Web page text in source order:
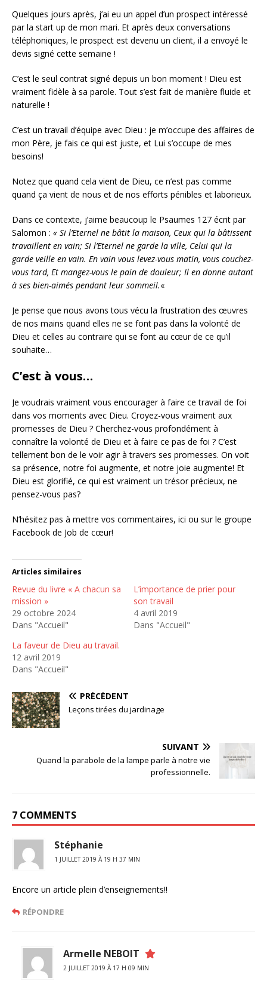
Quelques jours après, j’ai eu un appel d’un prospect intéressé
par la start up de mon mari. Et après deux conversations
téléphoniques, le prospect est devenu un client, il a envoyé le
devis signé cette semaine !
C’est le seul contrat signé depuis un bon moment ! Dieu est
vraiment fidèle à sa parole. Tout s’est fait de manière fluide et
naturelle !
C’est un travail d’équipe avec Dieu : je m’occupe des affaires de
mon Père, je fais ce qui est juste, et Lui s’occupe de mes
besoins!
Notez que quand cela vient de Dieu, ce n’est pas comme
quand ça vient de nous et de nos efforts pénibles et laborieux.
Dans ce contexte, j’aime beaucoup le Psaumes 127 écrit par
Salomon : « Si l’Eternel ne bâtit la maison, Ceux qui la bâtissent
travaillent en vain; Si l’Eternel ne garde la ville, Celui qui la
garde veille en vain. En vain vous levez-vous matin, vous couchez-
vous tard, Et mangez-vous le pain de douleur; Il en donne autant
à ses bien-aimés pendant leur sommeil.«
Je pense que nous avons tous vécu la frustration des œuvres
de nos mains quand elles ne se font pas dans la volonté de
Dieu et celles au contraire qui se font au cœur de ce qu’il
souhaite…
C’est à vous…
Je voudrais vraiment vous encourager à faire ce travail de foi
dans vos moments avec Dieu. Croyez-vous vraiment aux
promesses de Dieu ? Cherchez-vous profondément à
connaître la volonté de Dieu et à faire ce pas de foi ? C’est
tellement bon de le voir agir à travers ses promesses. On voit
sa présence, notre foi augmente, et notre joie augmente! Et
Dieu est glorifié, ce qui est vraiment un trésor précieux, ne
pensez-vous pas?
N’hésitez pas à mettre vos commentaires, ici ou sur le groupe
Facebook de Job de cœur!
Articles similaires
Revue du livre « A chacun sa
mission »
29 octobre 2024
Dans "Accueil"
L’importance de prier pour
son travail
4 avril 2019
Dans "Accueil"
La faveur de Dieu au travail.
12 avril 2019
Dans "Accueil"
PRÉCÉDENT
Leçons tirées du jardinage
SUIVANT
Quand la parabole de la lampe parle à notre vie
professionnelle.
7 COMMENTS
Stéphanie
1 JUILLET 2019 À 19 H 37 MIN
Encore un article plein d’enseignements!!
RÉPONDRE
Armelle NEBOIT
2 JUILLET 2019 À 17 H 09 MIN